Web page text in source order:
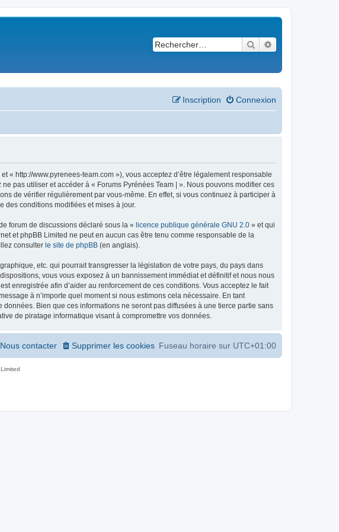
Rechercher
Connexion
Inscription
« http://www.pyrenees-team.com »), vous acceptez d’être légalement responsable
pas utiliser et accéder à « Forums Pyrénées Team | ». Nous pouvons modifier ces
de vérifier régulièrement par vous-même. En effet, si vous continuez à participer à
des conditions modifiées et mises à jour.
forum de discussions déclaré sous la « licence publique générale GNU 2.0 » et qui
et phpBB Limited ne peut en aucun cas être tenu comme responsable de la
consulter le site de phpBB (en anglais).
etc. qui pourrait transgresser la législation de votre pays, du pays dans
vous vous exposez à un bannissement immédiat et définitif et nous nous
enregistrée afin d’aider au renforcement de ces conditions. Vous acceptez le fait
à n’importe quel moment si nous estimons cela nécessaire. En tant
Bien que ces informations ne seront pas diffusées à une tierce partie sans
de piratage informatique visant à compromettre vos données.
Fuseau horaire sur UTC+01:00
Supprimer les cookies
Nous contacter